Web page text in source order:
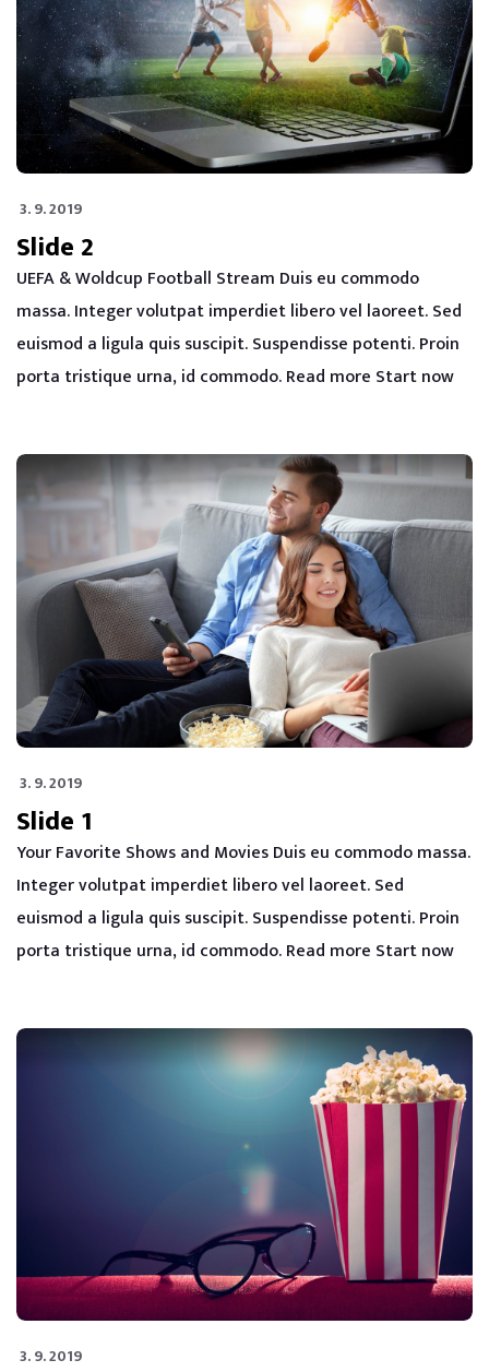
3. 9. 2019
Slide 2
UEFA & Woldcup Football Stream Duis eu commodo
massa. Integer volutpat imperdiet libero vel laoreet. Sed
euismod a ligula quis suscipit. Suspendisse potenti. Proin
porta tristique urna, id commodo. Read more Start now
3. 9. 2019
Slide 1
Your Favorite Shows and Movies Duis eu commodo massa.
Integer volutpat imperdiet libero vel laoreet. Sed
euismod a ligula quis suscipit. Suspendisse potenti. Proin
porta tristique urna, id commodo. Read more Start now
3. 9. 2019